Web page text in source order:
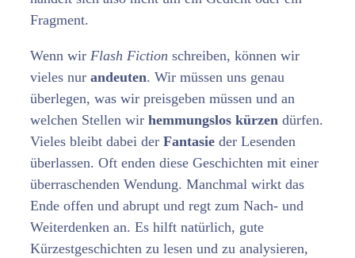
Fragment.
Wenn wir Flash Fiction schreiben, können wir
vieles nur andeuten. Wir müssen uns genau
überlegen, was wir preisgeben müssen und an
welchen Stellen wir hemmungslos kürzen dürfen.
Vieles bleibt dabei der Fantasie der Lesenden
überlassen. Oft enden diese Geschichten mit einer
überraschenden Wendung. Manchmal wirkt das
Ende offen und abrupt und regt zum Nach- und
Weiterdenken an. Es hilft natürlich, gute
Kürzestgeschichten zu lesen und zu analysieren,